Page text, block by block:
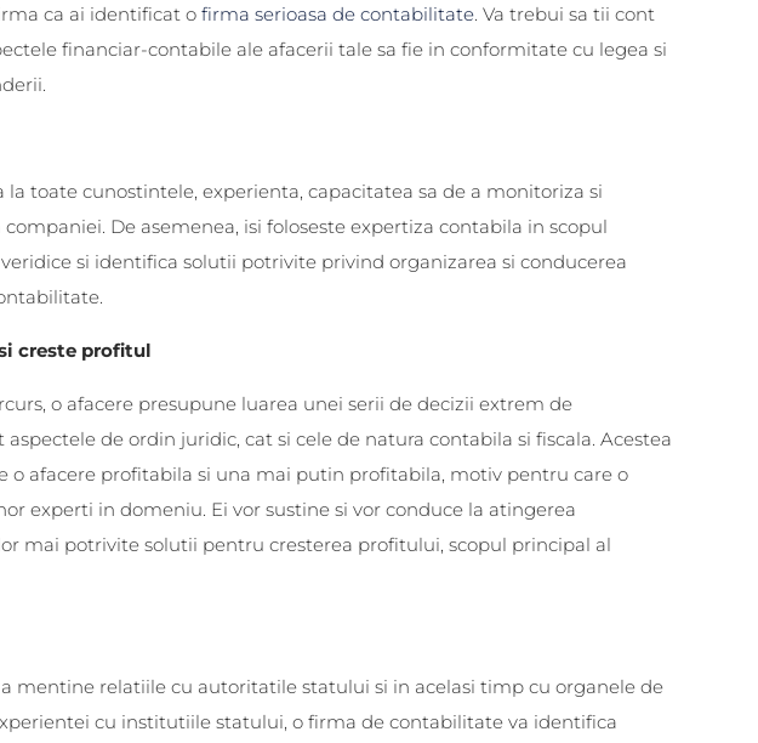
ca ai identificat ofirma serioasa de contabilitate. Va trebui sa tii cont
financiar-contabile ale afacerii tale sa fie in conformitate cu legea si
toate cunostintele, experienta, capacitatea sa de a monitoriza si
De asemenea, isi foloseste expertiza contabila in scopul
si identifica solutii potrivite privind organizarea si conducerea
creste profitul
o afacere presupune luarea unei serii de decizii extrem de
de ordin juridic, cat si cele de natura contabila si fiscala. Acestea
o afacere profitabila si una mai putin profitabila, motiv pentru care o
experti in domeniu. Ei vor sustine si vor conduce la atingerea
mai potrivite solutii pentru cresterea profitului, scopul principal al
mentine relatiile cu autoritatile statului si in acelasi timp cu organele de
cu institutiile statului, o firma de contabilitate va identifica